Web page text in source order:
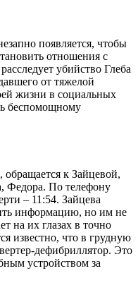
появляется, чтобы
отношения с
убийство Глеба
от тяжелой
жизни в социальных
беспомощному
к Зайцевой,
Федора. По телефону
– 11:54. Зайцева
информацию, но им не
на их глазах в точно
известно, что в грудную
дефибриллятор. Это
устройством за